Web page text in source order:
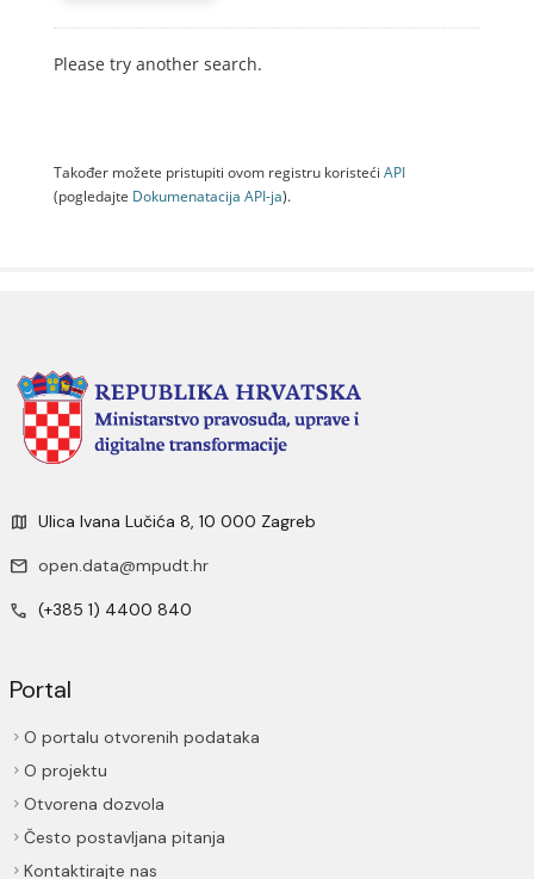
Please try another search.
Također možete pristupiti ovom registru koristeći API
(pogledajte Dokumenаtаcijа API-jа).